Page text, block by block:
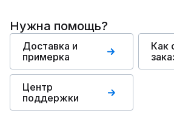
Нужна помощь?
Доставка и
примерка
Как
Центр
поддержки